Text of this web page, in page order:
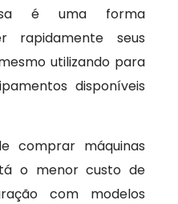
é uma forma
rapidamente seus
utilizando para
disponíveis
comprar máquinas
o menor custo de
com modelos